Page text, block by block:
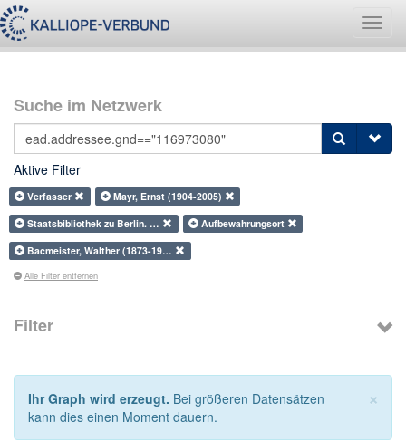
Suche im Netzwerk
Aktive Filter
Verfasser
Mayr, Ernst (1904-2005)
Staatsbibliothek zu Berlin. …
Aufbewahrungsort
Bacmeister, Walther (1873-19…
Alle Filter entfernen
Filter
×
Ihr Graph wird erzeugt. Bei größeren Datensätzen
kann dies einen Moment dauern.